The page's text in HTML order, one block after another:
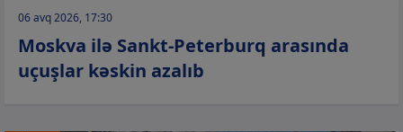
06 avq 2026, 17:30
Moskva ilə Sankt-Peterburq arasında
uçuşlar kəskin azalıb